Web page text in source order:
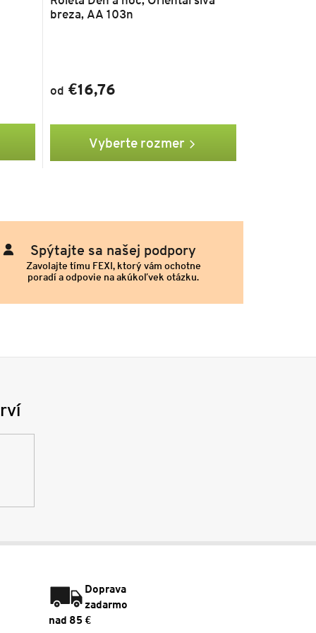
breza, AA 103n
od €16,76
Vyberte rozmer
Spýtajte sa našej podpory
Zavolajte tímu FEXI, ktorý vám ochotne
poradí a odpovie na akúkoľvek otázku.
Doprava
zadarmo
nad 85 €